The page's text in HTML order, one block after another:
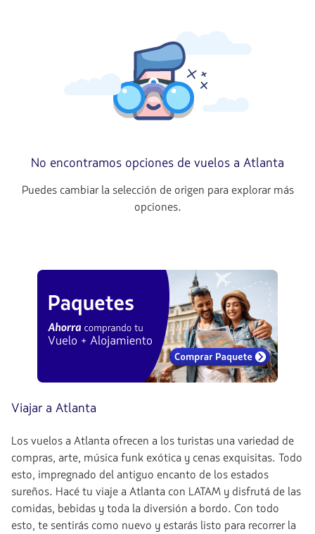
No encontramos opciones de vuelos a Atlanta
Puedes cambiar la selección de origen para explorar más
opciones.
Viajar a Atlanta
Los vuelos a Atlanta ofrecen a los turistas una variedad de
compras, arte, música funk exótica y cenas exquisitas. Todo
esto, impregnado del antiguo encanto de los estados
sureños. Hacé tu viaje a Atlanta con LATAM y disfrutá de las
comidas, bebidas y toda la diversión a bordo. Con todo
esto, te sentirás como nuevo y estarás listo para recorrer la